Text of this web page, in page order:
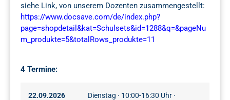
siehe Link, von unserem Dozenten zusammengestellt:
https://www.docsave.com/de/index.php?
page=shopdetail&kat=Schulsets&id=1288&q=&pageNu
m_produkte=5&totalRows_produkte=11
4 Termine:
22.09.2026 Dienstag · 10:00-16:30 Uhr ·